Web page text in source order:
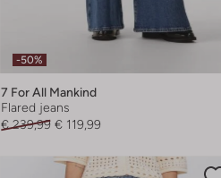
-50%
7 For All Mankind
Flared jeans
€ 239,99 € 119,99